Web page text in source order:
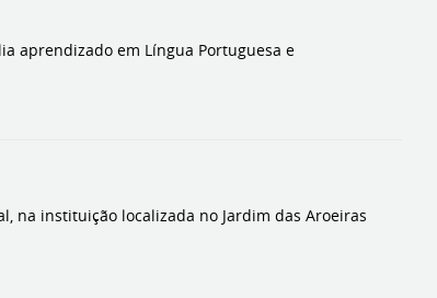
aprendizado em Língua Portuguesa e
na instituição localizada no Jardim das Aroeiras